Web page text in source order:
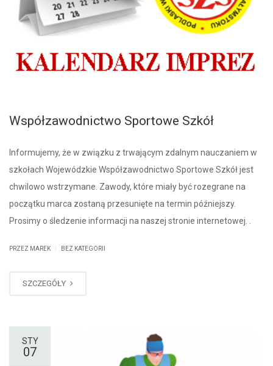
Współzawodnictwo Sportowe Szkół
Informujemy, że w związku z trwającym zdalnym nauczaniem w
szkołach Wojewódzkie Współzawodnictwo Sportowe Szkół jest
chwilowo wstrzymane. Zawody, które miały być rozegrane na
początku marca zostaną przesunięte na termin późniejszy.
Prosimy o śledzenie informacji na naszej stronie internetowej. .
PRZEZ MAREK BEZ KATEGORII
SZCZEGÓŁY
STY
07